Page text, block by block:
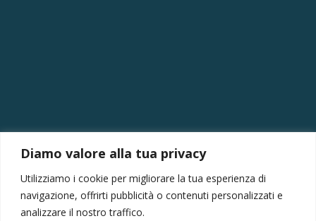
Diamo valore alla tua privacy
Utilizziamo i cookie per migliorare la tua esperienza di
navigazione, offrirti pubblicità o contenuti personalizzati e
analizzare il nostro traffico.
Via Provinciale Montagna Spaccata 228/H Napoli
Raffaele +39 3282694809